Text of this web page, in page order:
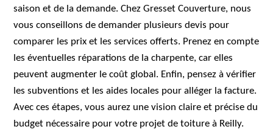
saison et de la demande. Chez Gresset Couverture, nous
vous conseillons de demander plusieurs devis pour
comparer les prix et les services offerts. Prenez en compte
les éventuelles réparations de la charpente, car elles
peuvent augmenter le coût global. Enfin, pensez à vérifier
les subventions et les aides locales pour alléger la facture.
Avec ces étapes, vous aurez une vision claire et précise du
budget nécessaire pour votre projet de toiture à Reilly.